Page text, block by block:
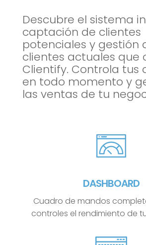
Descubre el sistema
captación de clientes
potenciales y gestión
clientes actuales que
Clientify. Controla tus
en todo momento y
las ventas de tu
DASHBOARD
Cuadro de mandos
controles el rendimiento de